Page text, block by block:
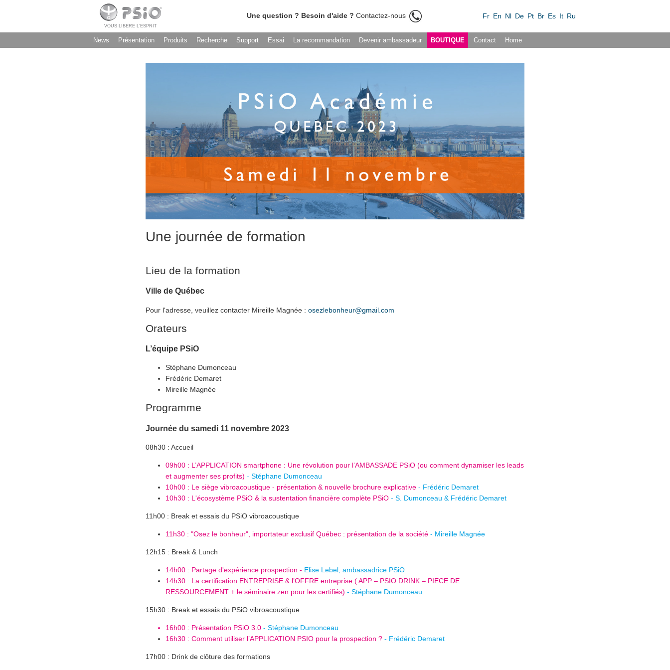
VOUS LIBERE L’ESPRIT
Une question ? Besoin d'aide ? Contactez-nous Fr En Nl De Pt Br Es It Ru
News Présentation Produits Recherche Support Essai La recommandation Devenir ambassadeur BOUTIQUE Contact Home
Une journée de formation
Lieu de la formation
Ville de Québec
Pour l'adresse, veuillez contacter Mireille Magnée : osezlebonheur@gmail.com
Orateurs
L’équipe PSiO
Stéphane Dumonceau
Frédéric Demaret
Mireille Magnée
Programme
Journée du samedi 11 novembre 2023
08h30 : Accueil
09h00 : L’APPLICATION smartphone : Une révolution pour l’AMBASSADE PSiO (ou comment dynamiser les leads
et augmenter ses profits) - Stéphane Dumonceau
10h00 : Le siège vibroacoustique - présentation & nouvelle brochure explicative - Frédéric Demaret
10h30 : L'écosystème PSiO & la sustentation financière complète PSiO - S. Dumonceau & Frédéric Demaret
11h00 : Break et essais du PSiO vibroacoustique
11h30 : "Osez le bonheur", importateur exclusif Québec : présentation de la société - Mireille Magnée
12h15 : Break & Lunch
14h00 : Partage d'expérience prospection - Elise Lebel, ambassadrice PSiO
14h30 : La certification ENTREPRISE & l’OFFRE entreprise ( APP – PSIO DRINK – PIECE DE
RESSOURCEMENT + le séminaire zen pour les certifiés) - Stéphane Dumonceau
15h30 : Break et essais du PSiO vibroacoustique
16h00 : Présentation PSiO 3.0 - Stéphane Dumonceau
16h30 : Comment utiliser l’APPLICATION PSIO pour la prospection ? - Frédéric Demaret
17h00 : Drink de clôture des formations